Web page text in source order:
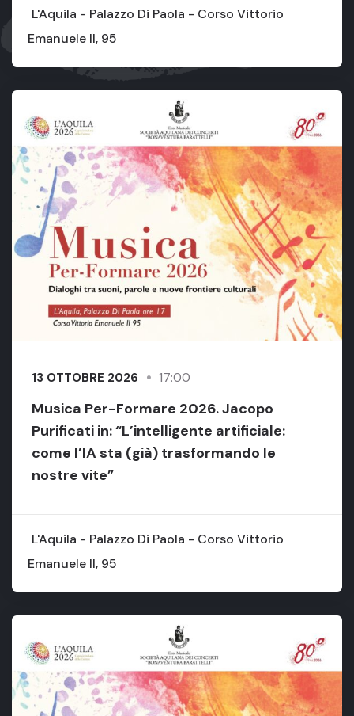
L'Aquila - Palazzo Di Paola - Corso Vittorio
Emanuele II, 95
13 OTTOBRE 2026 17:00
Musica Per-Formare 2026. Jacopo
Purificati in: “L’intelligente artificiale:
come l’IA sta (già) trasformando le
nostre vite”
L'Aquila - Palazzo Di Paola - Corso Vittorio
Emanuele II, 95